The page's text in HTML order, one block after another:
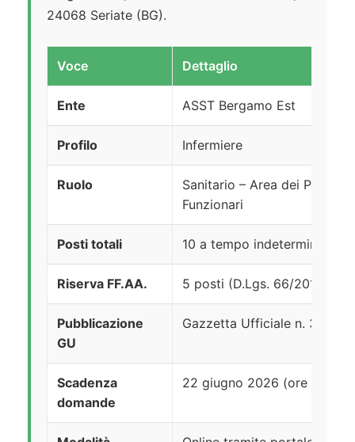
24068 Seriate (BG).
Voce Dettaglio
Ente ASST Bergamo Est
Profilo Infermiere
Ruolo
Sanitario – Area dei
Funzionari
Posti totali 10 a tempo indeterminato
Riserva FF.AA. 5 posti (D.Lgs. 66/2010)
Pubblicazione
GU
Gazzetta Ufficiale n. 39 del
Scadenza
domande
22 giugno 2026 (ore 23:59)